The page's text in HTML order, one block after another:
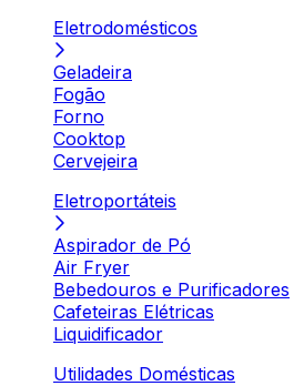
Eletrodomésticos
Geladeira
Fogão
Forno
Cooktop
Cervejeira
Eletroportáteis
Aspirador de Pó
Air Fryer
Bebedouros e Purificadores
Cafeteiras Elétricas
Liquidificador
Utilidades Domésticas